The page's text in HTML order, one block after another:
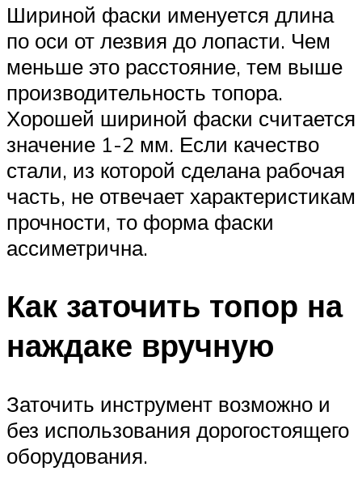
Шириной фаски именуется длина
по оси от лезвия до лопасти. Чем
меньше это расстояние, тем выше
производительность топора.
Хорошей шириной фаски считается
значение 1-2 мм. Если качество
стали, из которой сделана рабочая
часть, не отвечает характеристикам
прочности, то форма фаски
ассиметрична.
Как заточить топор на
наждаке вручную
Заточить инструмент возможно и
без использования дорогостоящего
оборудования.